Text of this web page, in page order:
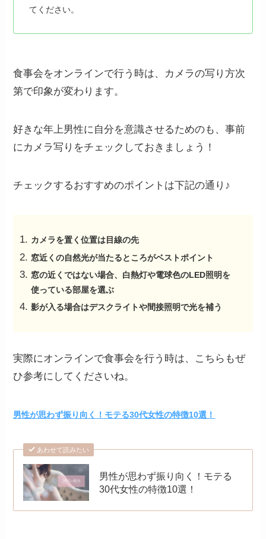
てください。
食事会をオンラインで行う時は、カメラの写り方次
第で印象が変わります。
好きな年上男性に自分を意識させるためのも、事前
にカメラ写りをチェックしておきましょう！
チェックするおすすめのポイントは下記の通り♪
カメラを置く位置は目線の先
窓近くの自然光が当たるところがベストポイント
窓の近くではない場合、白熱灯や電球色のLED照明を
使っている部屋を選ぶ
影が入る場合はデスクライトや間接照明で光を補う
実際にオンラインで食事会を行う時は、こちらもぜ
ひ参考にしてくださいね。
男性が思わず振り向く！モテる30代女性の特徴10選！
あわせて読みたい
男性が思わず振り向く！モテる
30代女性の特徴10選！